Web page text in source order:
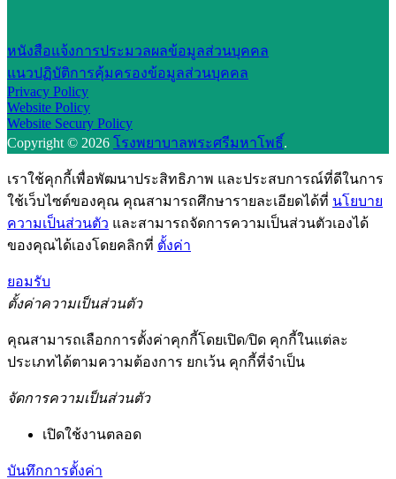
หนังสือแจ้งการประมวลผลข้อมูลส่วนบุคคล
แนวปฏิบัติการคุ้มครองข้อมูลส่วนบุคคล
Privacy Policy
Website Policy
Website Secury Policy
Copyright © 2026 โรงพยาบาลพระศรีมหาโพธิ์.
เราใช้คุกกี้เพื่อพัฒนาประสิทธิภาพ และประสบการณ์ที่ดีในการ
ใช้เว็บไซต์ของคุณ คุณสามารถศึกษารายละเอียดได้ที่ นโยบาย
ความเป็นส่วนตัว และสามารถจัดการความเป็นส่วนตัวเองได้
ของคุณได้เองโดยคลิกที่ ตั้งค่า
ยอมรับ
ตั้งค่าความเป็นส่วนตัว
คุณสามารถเลือกการตั้งค่าคุกกี้โดยเปิด/ปิด คุกกี้ในแต่ละ
ประเภทได้ตามความต้องการ ยกเว้น คุกกี้ที่จำเป็น
จัดการความเป็นส่วนตัว
เปิดใช้งานตลอด
บันทึกการตั้งค่า